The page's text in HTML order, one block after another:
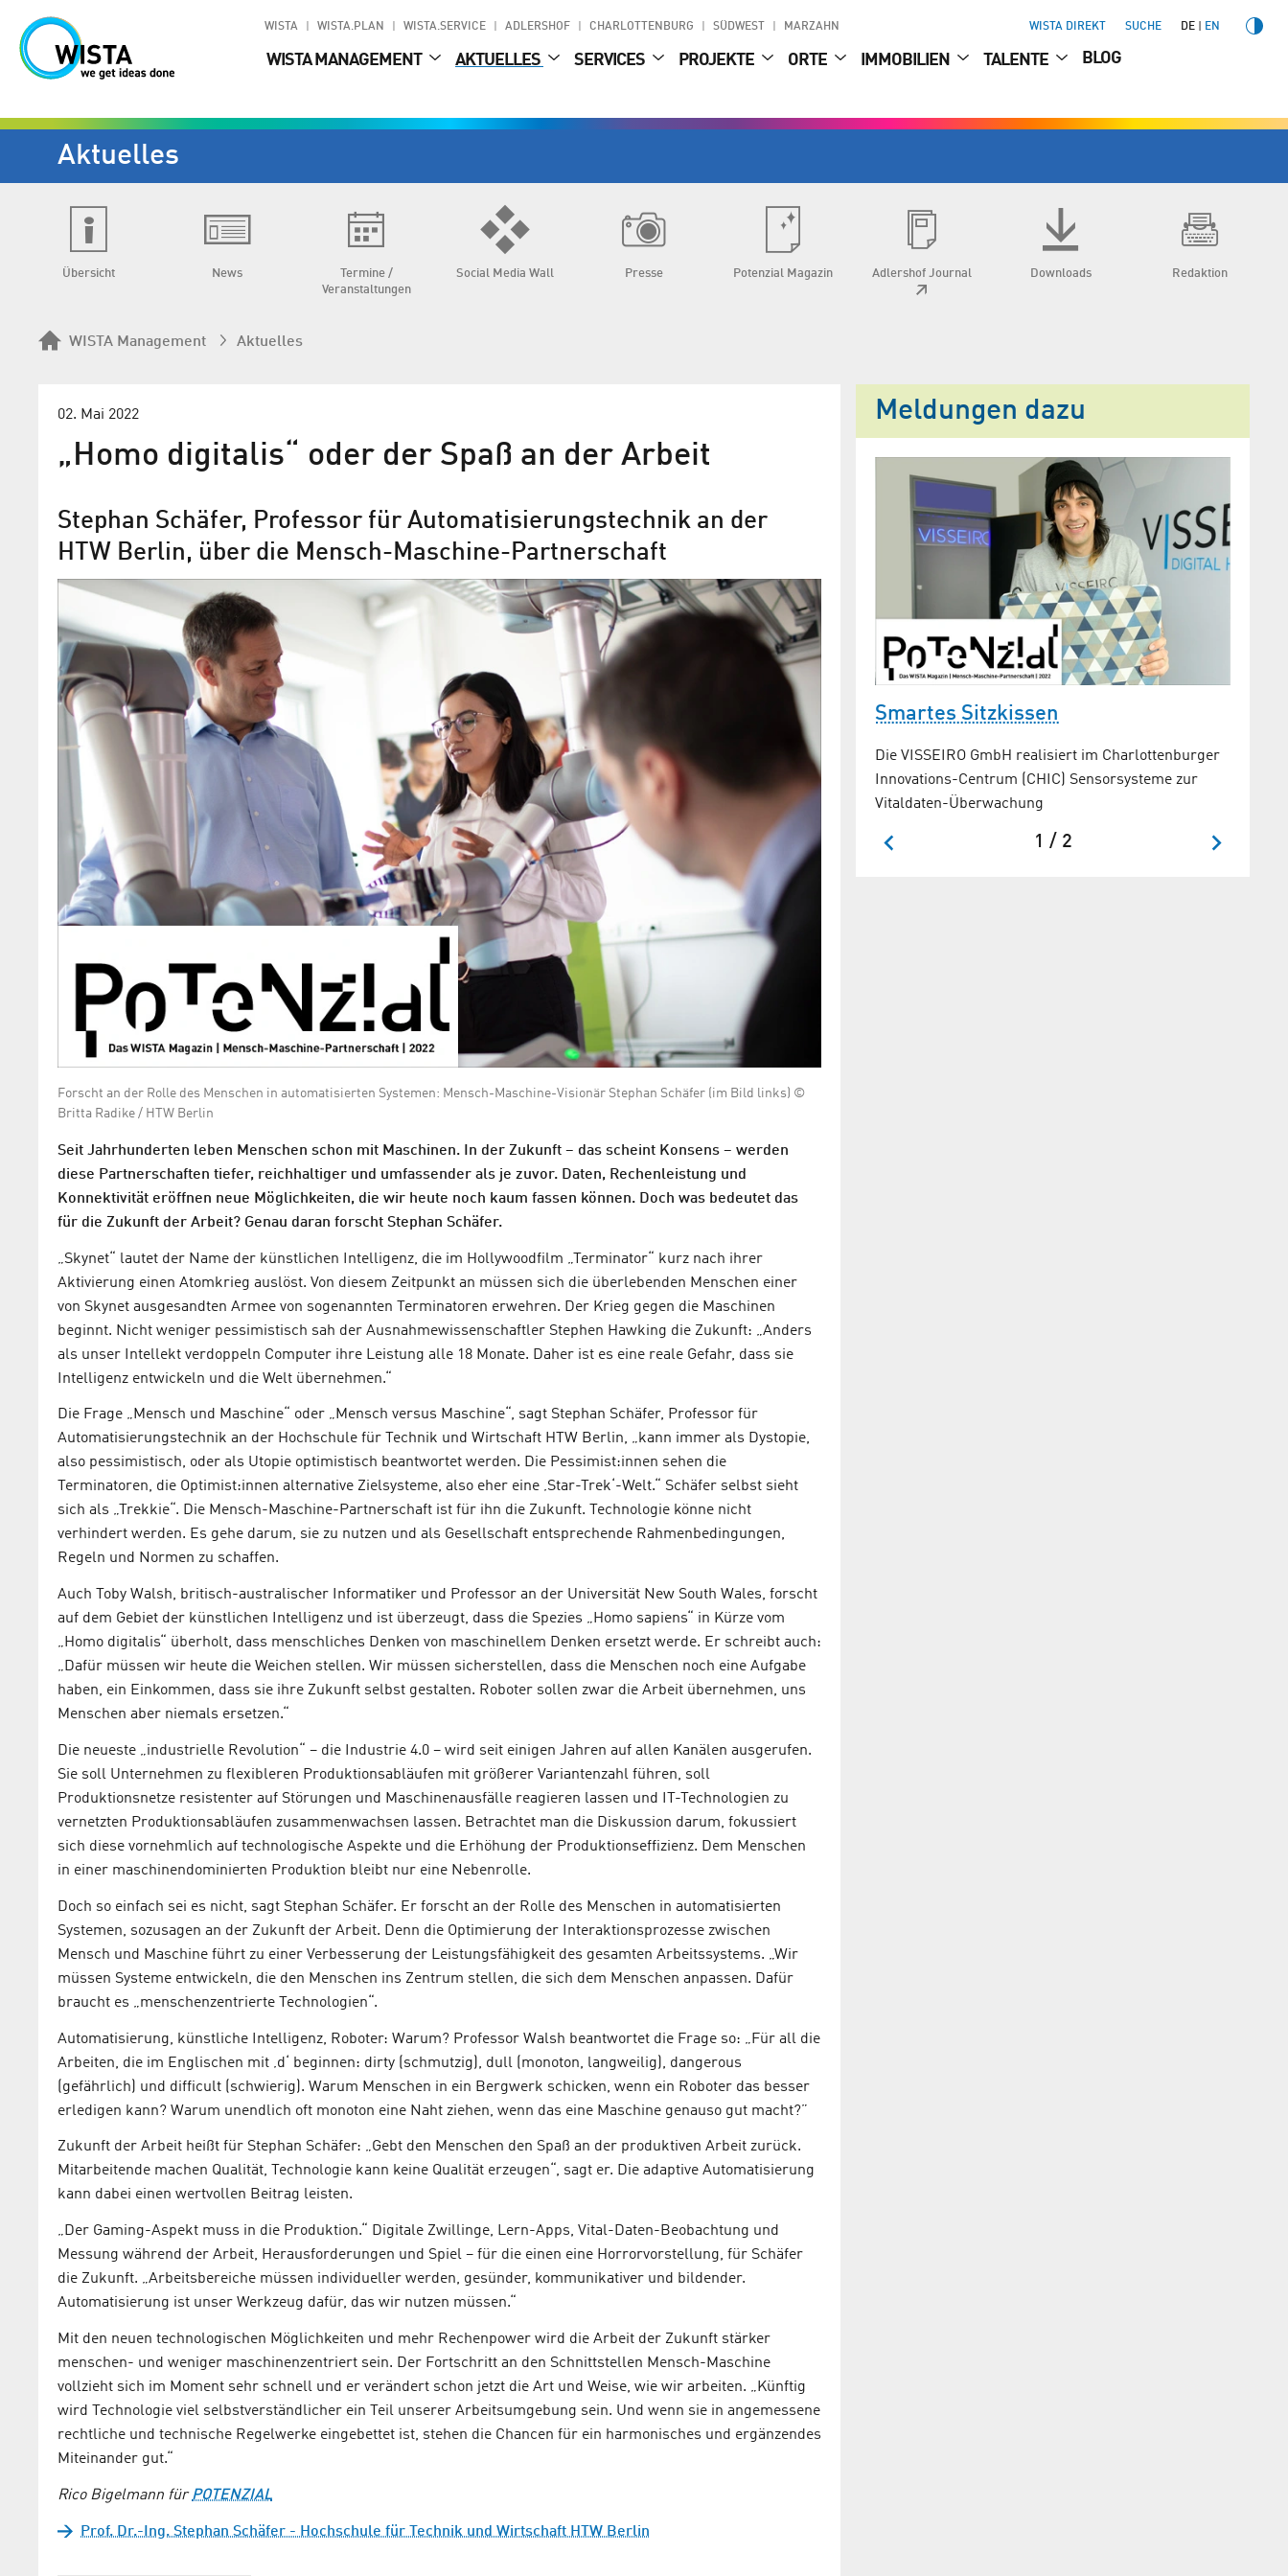
WISTA WISTA.PLAN WISTA.SERVICE ADLERSHOF CHARLOTTENBURG SÜDWEST MARZAHN WISTA DIREKT SUCHE DE EN
WISTA MANAGEMENT AKTUELLES SERVICES PROJEKTE ORTE IMMOBILIEN TALENTE BLOG
Aktuelles
Übersicht News
Termine /
Veranstaltungen
Social Media Wall Presse Potenzial Magazin Adlershof Journal Downloads Redaktion
WISTA Management Aktuelles
02. Mai 2022
„Homo digitalis“ oder der Spaß an der Arbeit
Stephan Schäfer, Professor für Automatisierungstechnik an der
HTW Berlin, über die Mensch-Maschine-Partnerschaft
Forscht an der Rolle des Menschen in automatisierten Systemen: Mensch-Maschine-Visionär Stephan Schäfer (im Bild links) ©
Britta Radike / HTW Berlin
Seit Jahrhunderten leben Menschen schon mit Maschinen. In der Zukunft – das scheint Konsens – werden
diese Partnerschaften tiefer, reichhaltiger und umfassender als je zuvor. Daten, Rechenleistung und
Konnektivität eröffnen neue Möglichkeiten, die wir heute noch kaum fassen können. Doch was bedeutet das
für die Zukunft der Arbeit? Genau daran forscht Stephan Schäfer.
„Skynet“ lautet der Name der künstlichen Intelligenz, die im Hollywoodfilm „Terminator“ kurz nach ihrer
Aktivierung einen Atomkrieg auslöst. Von diesem Zeitpunkt an müssen sich die überlebenden Menschen einer
von Skynet ausgesandten Armee von sogenannten Terminatoren erwehren. Der Krieg gegen die Maschinen
beginnt. Nicht weniger pessimistisch sah der Ausnahmewissenschaftler Stephen Hawking die Zukunft: „Anders
als unser Intellekt verdoppeln Computer ihre Leistung alle 18 Monate. Daher ist es eine reale Gefahr, dass sie
Intelligenz entwickeln und die Welt übernehmen.“
Die Frage „Mensch und Maschine“ oder „Mensch versus Maschine“, sagt Stephan Schäfer, Professor für
Automatisierungstechnik an der Hochschule für Technik und Wirtschaft HTW Berlin, „kann immer als Dystopie,
also pessimistisch, oder als Utopie optimistisch beantwortet werden. Die Pessimist:innen sehen die
Terminatoren, die Optimist:innen alternative Zielsysteme, also eher eine ‚Star-Trek‘-Welt.“ Schäfer selbst sieht
sich als „Trekkie“. Die Mensch-Maschine-Partnerschaft ist für ihn die Zukunft. Technologie könne nicht
verhindert werden. Es gehe darum, sie zu nutzen und als Gesellschaft entsprechende Rahmenbedingungen,
Regeln und Normen zu schaffen.
Auch Toby Walsh, britisch-australischer Informatiker und Professor an der Universität New South Wales, forscht
auf dem Gebiet der künstlichen Intelligenz und ist überzeugt, dass die Spezies „Homo sapiens“ in Kürze vom
„Homo digitalis“ überholt, dass menschliches Denken von maschinellem Denken ersetzt werde. Er schreibt auch:
„Dafür müssen wir heute die Weichen stellen. Wir müssen sicherstellen, dass die Menschen noch eine Aufgabe
haben, ein Einkommen, dass sie ihre Zukunft selbst gestalten. Roboter sollen zwar die Arbeit übernehmen, uns
Menschen aber niemals ersetzen.“
Die neueste „industrielle Revolution“ – die Industrie 4.0 – wird seit einigen Jahren auf allen Kanälen ausgerufen.
Sie soll Unternehmen zu flexibleren Produktionsabläufen mit größerer Variantenzahl führen, soll
Produktionsnetze resistenter auf Störungen und Maschinenausfälle reagieren lassen und IT-Technologien zu
vernetzten Produktionsabläufen zusammenwachsen lassen. Betrachtet man die Diskussion darum, fokussiert
sich diese vornehmlich auf technologische Aspekte und die Erhöhung der Produktionseffizienz. Dem Menschen
in einer maschinendominierten Produktion bleibt nur eine Nebenrolle.
Doch so einfach sei es nicht, sagt Stephan Schäfer. Er forscht an der Rolle des Menschen in automatisierten
Systemen, sozusagen an der Zukunft der Arbeit. Denn die Optimierung der Interaktionsprozesse zwischen
Mensch und Maschine führt zu einer Verbesserung der Leistungsfähigkeit des gesamten Arbeitssystems. „Wir
müssen Systeme entwickeln, die den Menschen ins Zentrum stellen, die sich dem Menschen anpassen. Dafür
braucht es „menschenzentrierte Technologien“.
Automatisierung, künstliche Intelligenz, Roboter: Warum? Professor Walsh beantwortet die Frage so: „Für all die
Arbeiten, die im Englischen mit ‚d‘ beginnen: dirty (schmutzig), dull (monoton, langweilig), dangerous
(gefährlich) und difficult (schwierig). Warum Menschen in ein Bergwerk schicken, wenn ein Roboter das besser
erledigen kann? Warum unendlich oft monoton eine Naht ziehen, wenn das eine Maschine genauso gut macht?”
Zukunft der Arbeit heißt für Stephan Schäfer: „Gebt den Menschen den Spaß an der produktiven Arbeit zurück.
Mitarbeitende machen Qualität, Technologie kann keine Qualität erzeugen“, sagt er. Die adaptive Automatisierung
kann dabei einen wertvollen Beitrag leisten.
„Der Gaming-Aspekt muss in die Produktion.“ Digitale Zwillinge, Lern-Apps, Vital-Daten-Beobachtung und
Messung während der Arbeit, Herausforderungen und Spiel – für die einen eine Horrorvorstellung, für Schäfer
die Zukunft. „Arbeitsbereiche müssen individueller werden, gesünder, kommunikativer und bildender.
Automatisierung ist unser Werkzeug dafür, das wir nutzen müssen.“
Mit den neuen technologischen Möglichkeiten und mehr Rechenpower wird die Arbeit der Zukunft stärker
menschen- und weniger maschinenzentriert sein. Der Fortschritt an den Schnittstellen Mensch-Maschine
vollzieht sich im Moment sehr schnell und er verändert schon jetzt die Art und Weise, wie wir arbeiten. „Künftig
wird Technologie viel selbstverständlicher ein Teil unserer Arbeitsumgebung sein. Und wenn sie in angemessene
rechtliche und technische Regelwerke eingebettet ist, stehen die Chancen für ein harmonisches und ergänzendes
Miteinander gut.“
Rico Bigelmann fürPOTENZIAL
Prof. Dr.-Ing. Stephan Schäfer - Hochschule für Technik und Wirtschaft HTW Berlin
Meldungen dazu
Smartes Sitzkissen
Die VISSEIRO GmbH realisiert im Charlottenburger
Innovations-Centrum (CHIC) Sensorsysteme zur
Vitaldaten-Überwachung
Software für den Gesundheitsmarkt
Die Curamatik GmbH aus dem Charlottenburger
Innovations-Centrum CHIC bietet digitale
Unterstützung bei Gesundheitsthemen
Smartes Sitzkissen
Die VISSEIRO GmbH realisiert im Charlottenburger
Innovations-Centrum (CHIC) Sensorsysteme zur
Vitaldaten-Überwachung
1 / 2